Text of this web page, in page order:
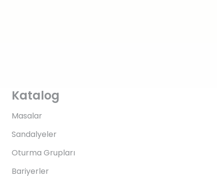
Katalog
Masalar
Sandalyeler
Oturma Grupları
Bariyerler